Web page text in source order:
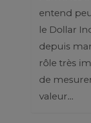
entend
le Dollar
depuis
rôle très
de
valeur…